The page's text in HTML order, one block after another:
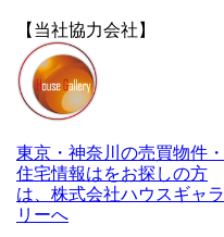
【当社協力会社】
東京・神奈川の売買物件・
住宅情報はをお探しの方
は、株式会社ハウスギャラ
リーへ